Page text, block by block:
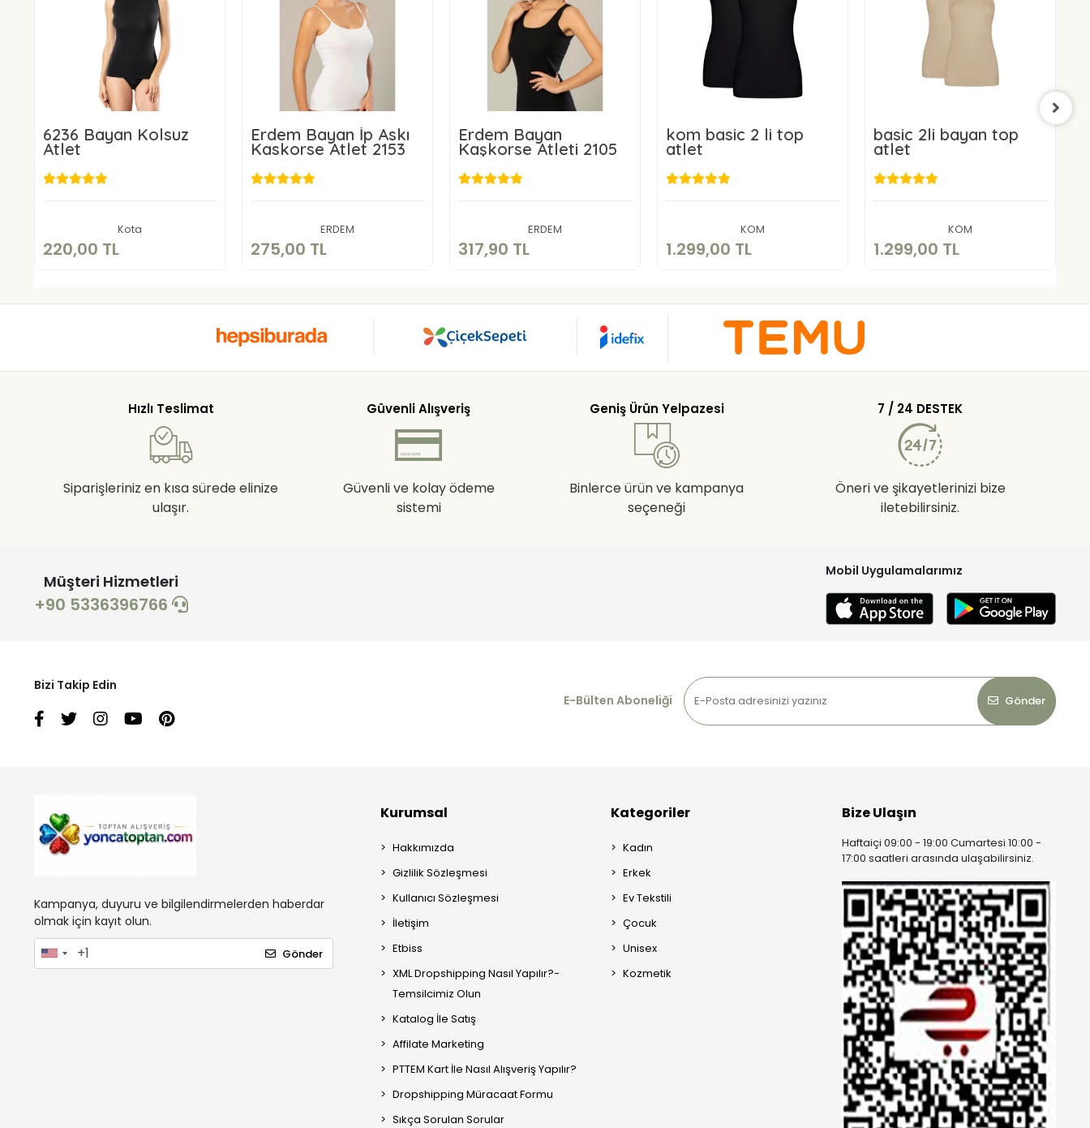
6236 Bayan Kolsuz
Atlet
Kota
220,00 TL
Sepete Ekle
Erdem Bayan İp Askı
Kaskorse Atlet 2153
ERDEM
275,00 TL
Sepete Ekle
Erdem Bayan
Kaşkorse Atleti 2105
ERDEM
317,90 TL
Sepete Ekle
kom basic 2 li top
atlet
KOM
1.299,00 TL
Sepete Ekle
basic 2li bayan top
atlet
KOM
1.299,00 TL
Sepete Ekle
Hızlı Teslimat
Siparişleriniz en kısa sürede elinize
ulaşır.
Güvenli Alışveriş
Güvenli ve kolay ödeme
sistemi
Geniş Ürün Yelpazesi
Binlerce ürün ve kampanya
seçeneği
7 / 24 DESTEK
Öneri ve şikayetlerinizi bize
iletebilirsiniz.
Müşteri Hizmetleri
+90 5336396766
Mobil Uygulamalarımız
Bizi Takip Edin
E-Bülten Aboneliği
Gönder
Kampanya, duyuru ve bilgilendirmelerden haberdar
olmak için kayıt olun.
Gönder
Kurumsal
Hakkımızda
Gizlilik Sözleşmesi
Kullanıcı Sözleşmesi
İletişim
Etbiss
XML Dropshipping Nasıl Yapılır?-
Temsilcimiz Olun
Katalog İle Satış
Affilate Marketing
PTTEM Kart İle Nasıl Alışveriş Yapılır?
Dropshipping Müracaat Formu
Sıkça Sorulan Sorular
Kategoriler
Kadın
Erkek
Ev Tekstili
Çocuk
Unisex
Kozmetik
Bize Ulaşın
Haftaiçi 09:00 - 19:00 Cumartesi 10:00 -
17:00 saatleri arasında ulaşabilirsiniz.